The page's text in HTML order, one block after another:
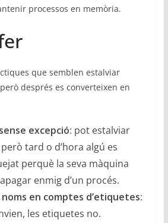
processos en memòria.
que semblen estalviar
després es converteixen en
excepció: pot estalviar
però tard o d’hora algú es
perquè la seva màquina
enmig d’un procés.
noms en comptes d’etiquetes:
les etiquetes no.